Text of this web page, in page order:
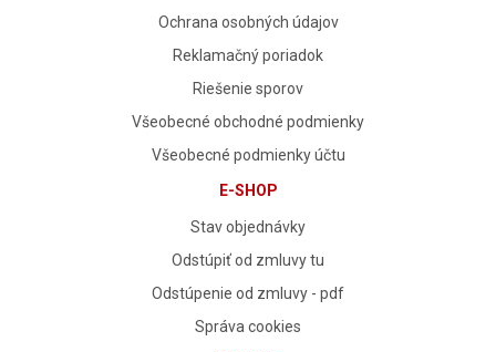
Ochrana osobných údajov
Reklamačný poriadok
Riešenie sporov
Všeobecné obchodné podmienky
Všeobecné podmienky účtu
E-SHOP
Stav objednávky
Odstúpiť od zmluvy tu
Odstúpenie od zmluvy - pdf
Správa cookies